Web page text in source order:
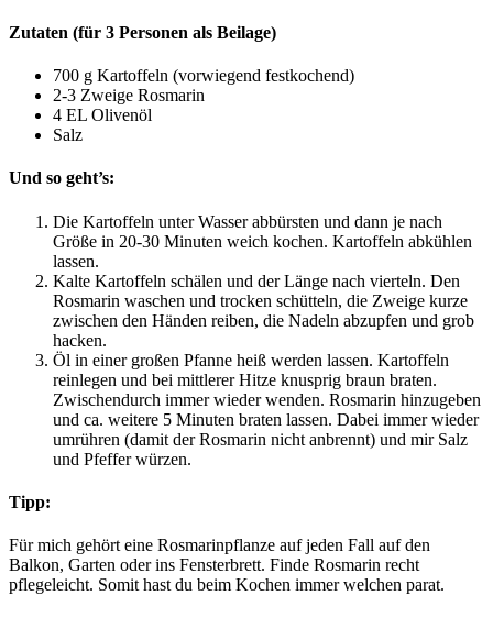
Zutaten (für 3 Personen als Beilage)
700 g Kartoffeln (vorwiegend festkochend)
2-3 Zweige Rosmarin
4 EL Olivenöl
Salz
Und so geht’s:
Die Kartoffeln unter Wasser abbürsten und dann je nach
Größe in 20-30 Minuten weich kochen. Kartoffeln abkühlen
lassen.
Kalte Kartoffeln schälen und der Länge nach vierteln. Den
Rosmarin waschen und trocken schütteln, die Zweige kurze
zwischen den Händen reiben, die Nadeln abzupfen und grob
hacken.
Öl in einer großen Pfanne heiß werden lassen. Kartoffeln
reinlegen und bei mittlerer Hitze knusprig braun braten.
Zwischendurch immer wieder wenden. Rosmarin hinzugeben
und ca. weitere 5 Minuten braten lassen. Dabei immer wieder
umrühren (damit der Rosmarin nicht anbrennt) und mir Salz
und Pfeffer würzen.
Tipp:
Für mich gehört eine Rosmarinpflanze auf jeden Fall auf den
Balkon, Garten oder ins Fensterbrett. Finde Rosmarin recht
pflegeleicht. Somit hast du beim Kochen immer welchen parat.